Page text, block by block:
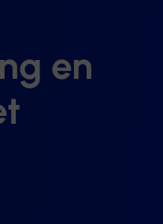
en